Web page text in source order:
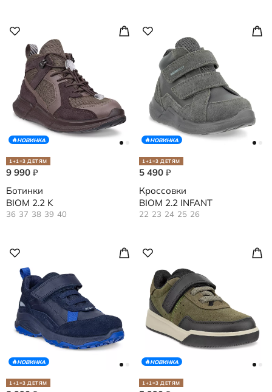
НОВИНКА
1+1=3 ДЕТЯМ
9 990 ₽
Ботинки
BIOM 2.2 K
36 37 38 39 40
НОВИНКА
1+1=3 ДЕТЯМ
5 490 ₽
Кроссовки
BIOM 2.2 INFANT
22 23 24 25 26
НОВИНКА
1+1=3 ДЕТЯМ
НОВИНКА
1+1=3 ДЕТЯМ